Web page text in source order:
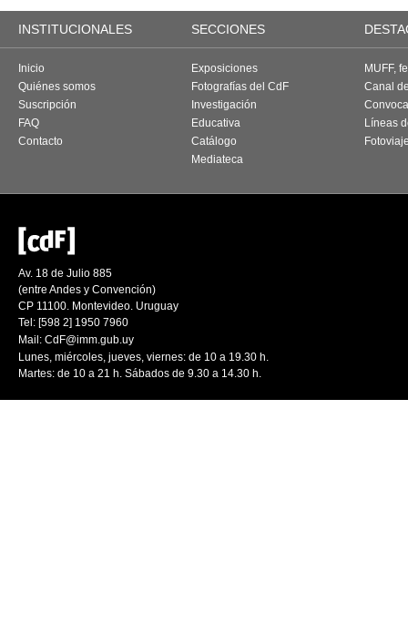
INSTITUCIONALES SECCIONES
Inicio
Quiénes somos
Suscripción
FAQ
Contacto
Exposiciones
Fotografías del CdF
Investigación
Educativa
Catálogo
Mediateca
MUFF,
Canal
Líneas
Av. 18 de Julio 885
(entre Andes y Convención)
CP 11100. Montevideo. Uruguay
Tel: [598 2] 1950 7960
Mail: CdF@imm.gub.uy
Lunes, miércoles, jueves, viernes: de 10 a 19.30 h.
Martes: de 10 a 21 h. Sábados de 9.30 a 14.30 h.